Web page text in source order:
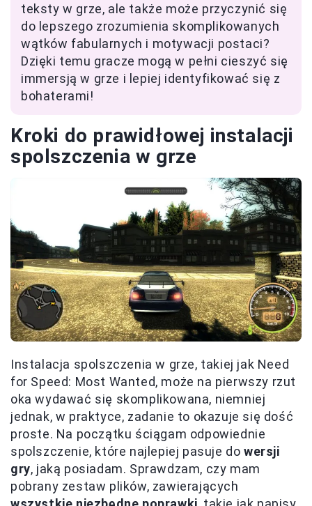
teksty w grze, ale także może przyczynić się
do lepszego zrozumienia skomplikowanych
wątków fabularnych i motywacji postaci?
Dzięki temu gracze mogą w pełni cieszyć się
immersją w grze i lepiej identyfikować się z
bohaterami!
Kroki do prawidłowej instalacji
spolszczenia w grze
Instalacja spolszczenia w grze, takiej jak Need
for Speed: Most Wanted, może na pierwszy rzut
oka wydawać się skomplikowana, niemniej
jednak, w praktyce, zadanie to okazuje się dość
proste. Na początku ściągam odpowiednie
spolszczenie, które najlepiej pasuje do wersji
gry, jaką posiadam. Sprawdzam, czy mam
pobrany zestaw plików, zawierających